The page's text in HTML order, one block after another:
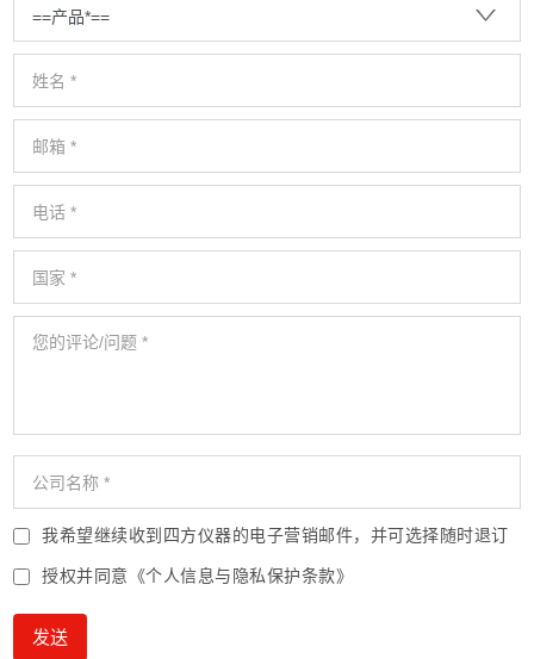
我希望继续收到四方仪器的电子营销邮件，并可选择随时退订
授权并同意 《个人信息与隐私保护条款》
发送